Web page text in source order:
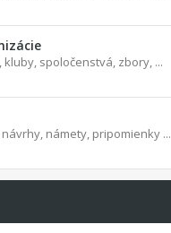
kluby, spoločenstvá, zbory, ...
návrhy, námety, pripomienky ...